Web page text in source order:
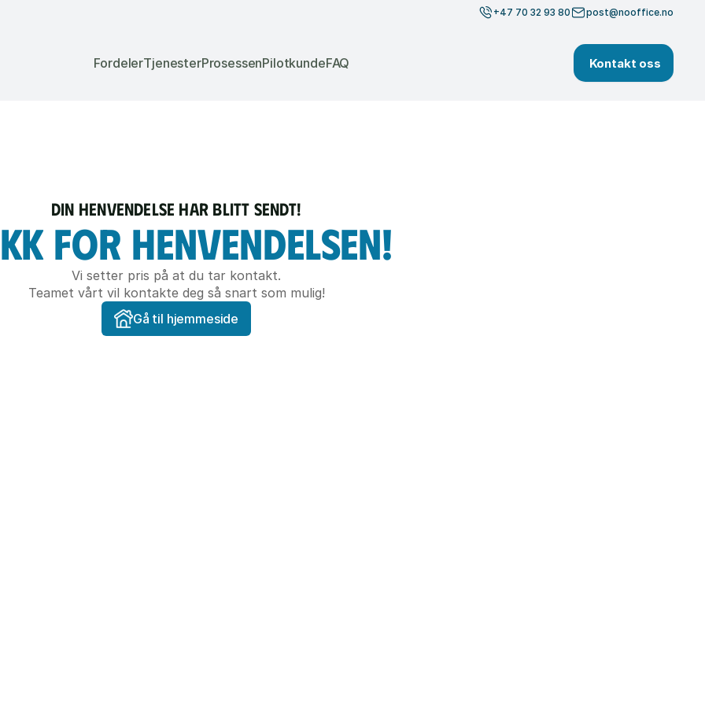
+47 70 32 93 80 post@nooffice.no
FordelerTjenesterProsessenPilotkundeFAQ Kontakt oss
+47 70 32 93 80 post@nooffice.no
FordelerTjenesterProsessenPilotkundeFAQ Kontakt oss
DIN HENVENDELSE HAR BLITT SENDT!
FOR HENVENDELSEN!
Vi setter pris på at du tar kontakt.
Teamet vårt vil kontakte deg så snart som mulig!
Gå til hjemmeside